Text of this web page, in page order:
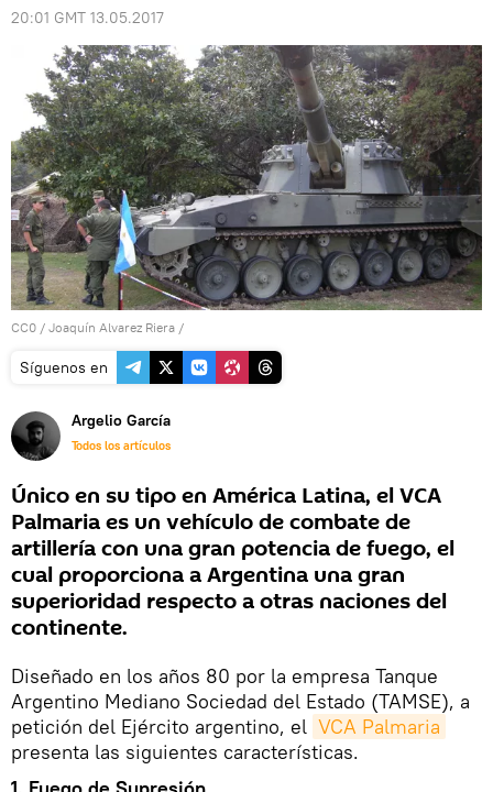
20:01 GMT 13.05.2017
CC0 / Joaquín Alvarez Riera /
Síguenos en
Argelio García
Todos los artículos
Único en su tipo en América Latina, el VCA
Palmaria es un vehículo de combate de
artillería con una gran potencia de fuego, el
cual proporciona a Argentina una gran
superioridad respecto a otras naciones del
continente.
Diseñado en los años 80 por la empresa Tanque
Argentino Mediano Sociedad del Estado (TAMSE), a
petición del Ejército argentino, el VCA Palmaria
presenta las siguientes características.